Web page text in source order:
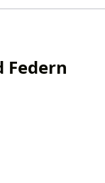
Federn